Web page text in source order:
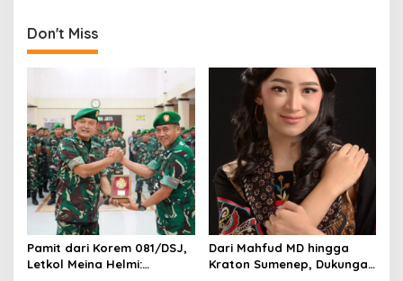
a
v
i
g
a
t
i
o
n
Don't Miss
Pamit dari Korem 081/DSJ,
Letkol Meina Helmi:
Dari Mahfud MD hingga
Kraton Sumenep, Dukungan